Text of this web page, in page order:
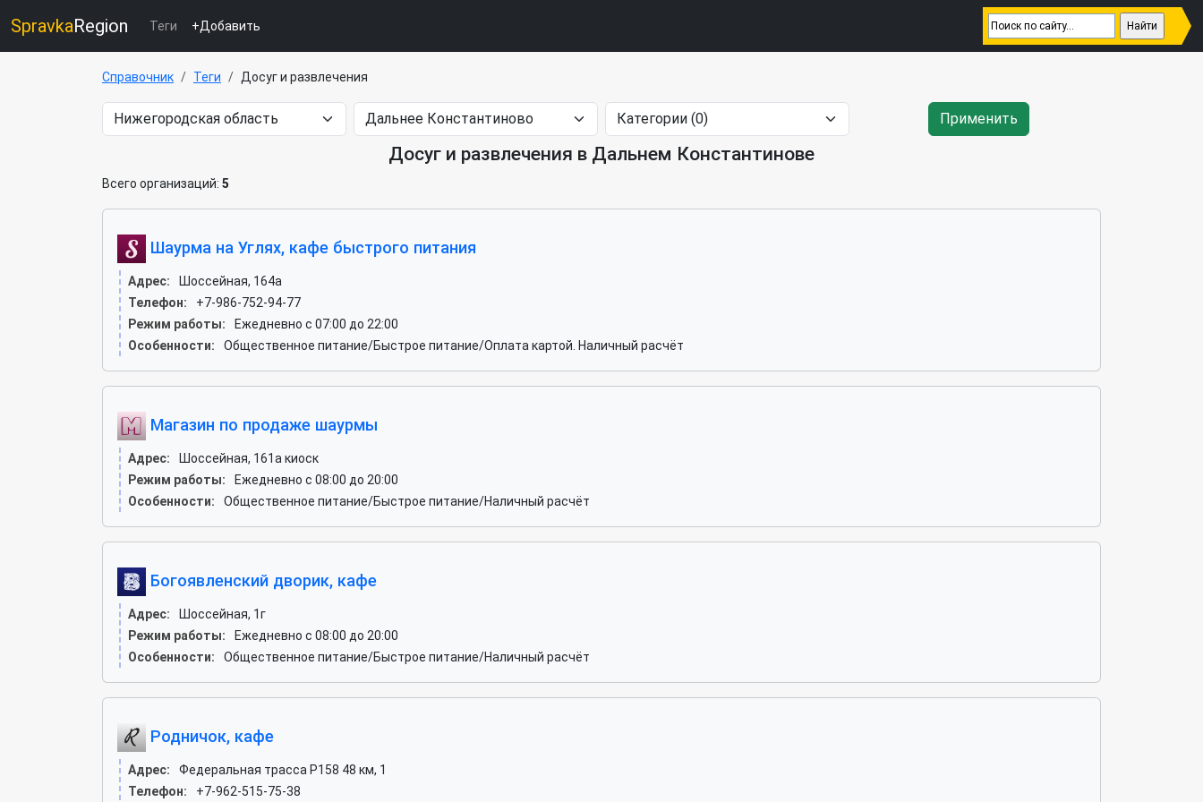
SpravkaRegion Теги +Добавить
Справочник Теги Досуг и развлечения
Применить
Досуг и развлечения в Дальнем Константинове
Всего организаций: 5
Шаурма на Углях, кафе быстрого питания
Адрес:
Шоссейная, 164а
Телефон:
+7-986-752-94-77
Режим работы:
Ежедневно с 07:00 до 22:00
Особенности:
Общественное питание/Быстрое питание/Оплата картой. Наличный расчёт
Магазин по продаже шаурмы
Адрес:
Шоссейная, 161а киоск
Режим работы:
Ежедневно с 08:00 до 20:00
Особенности:
Общественное питание/Быстрое питание/Наличный расчёт
Богоявленский дворик, кафе
Адрес:
Шоссейная, 1г
Режим работы:
Ежедневно с 08:00 до 20:00
Особенности:
Общественное питание/Быстрое питание/Наличный расчёт
Родничок, кафе
Адрес:
Федеральная трасса Р158 48 км, 1
Телефон:
+7-962-515-75-38